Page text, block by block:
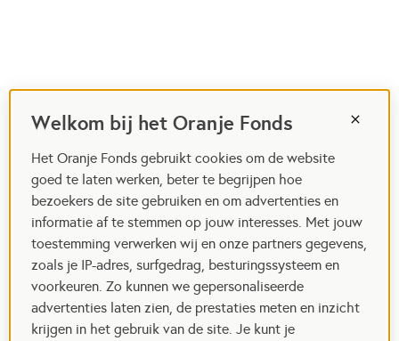
Welkom bij het Oranje Fonds
Het Oranje Fonds gebruikt cookies om de website
goed te laten werken, beter te begrijpen hoe
bezoekers de site gebruiken en om advertenties en
informatie af te stemmen op jouw interesses. Met jouw
toestemming verwerken wij en onze partners gegevens,
zoals je IP-adres, surfgedrag, besturingssysteem en
voorkeuren. Zo kunnen we gepersonaliseerde
advertenties laten zien, de prestaties meten en inzicht
krijgen in het gebruik van de site. Je kunt je